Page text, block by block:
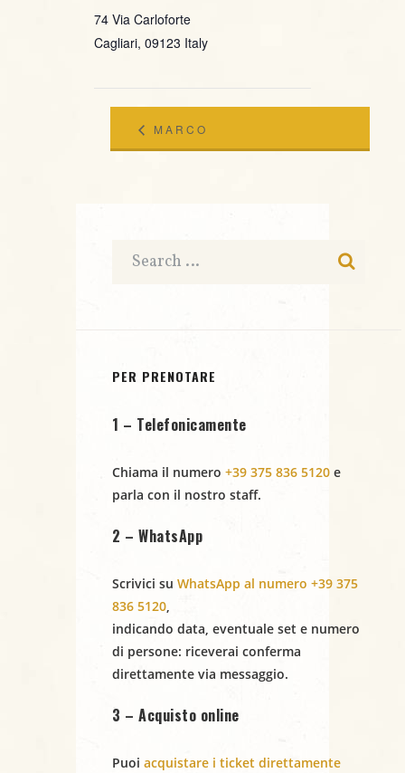
74 Via Carloforte
Cagliari, 09123 Italy
MARCO
LIVE@ BSM BAND
PER PRENOTARE
1 – Telefonicamente
Chiama il numero +39 375 836 5120 e
parla con il nostro staff.
2 – WhatsApp
Scrivici su WhatsApp al numero +39 375
836 5120,
indicando data, eventuale set e numero
di persone: riceverai conferma
direttamente via messaggio.
3 – Acquisto online
Puoi acquistare i ticket direttamente